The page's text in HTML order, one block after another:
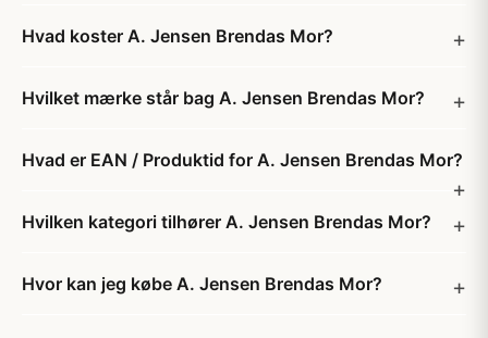
Hvad koster A. Jensen Brendas Mor?
Hvilket mærke står bag A. Jensen Brendas Mor?
Hvad er EAN / Produktid for A. Jensen Brendas Mor?
Hvilken kategori tilhører A. Jensen Brendas Mor?
Hvor kan jeg købe A. Jensen Brendas Mor?